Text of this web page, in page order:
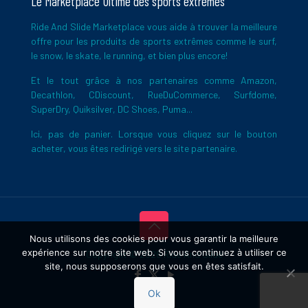
Ride And Slide Marketplace vous aide à trouver la meilleure
offre pour les produits de sports extrêmes comme le surf,
le snow, le skate, le running, et bien plus encore!
Et le tout grâce à nos partenaires comme Amazon,
Decathlon, CDiscount, RueDuCommerce, Surfdome,
SuperDry, Quiksilver, DC Shoes, Puma...
Ici, pas de panier. Lorsque vous cliquez sur le bouton
acheter, vous êtes redirigé vers le site partenaire.
Copyright © 2026 Ride And Slide
Nous utilisons des cookies pour vous garantir la meilleure
expérience sur notre site web. Si vous continuez à utiliser ce
site, nous supposerons que vous en êtes satisfait.
Ok